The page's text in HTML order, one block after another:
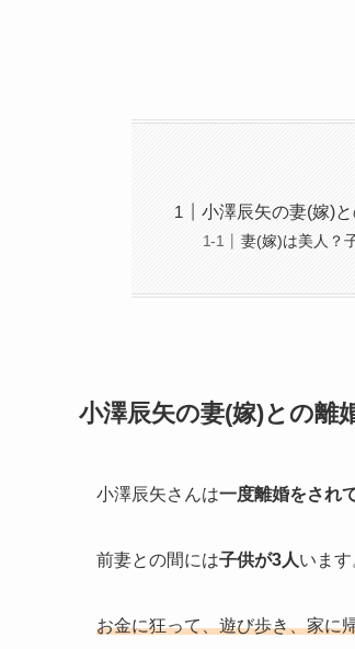
小澤辰矢の妻(嫁)
妻(嫁)は美人？
小澤辰矢の妻(嫁)との離
小澤辰矢さんは一度離婚をされ
前妻との間には子供が3人います
お金に狂って、遊び歩き、家に